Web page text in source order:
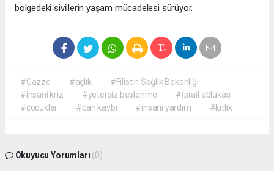
bölgedeki sivillerin yaşam mücadelesi sürüyor.
#Gazze #açlık
#Filistin Sağlık Bakanlığı
#insani kriz
#yetersiz beslenme
#İsrail ablukası
#çocuklar
#can kaybı #insani yardım #kıtlık
Okuyucu Yorumları (0)